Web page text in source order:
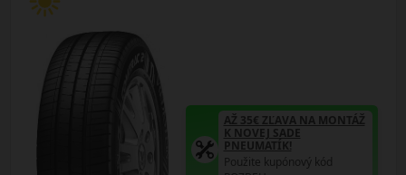
AŽ 35€ ZĽAVA NA MONTÁŽ
K NOVEJ SADE
PNEUMATÍK!
Použite kupónový kód